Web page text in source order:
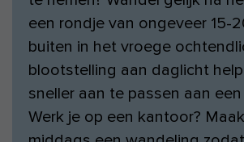
een rondje van ongeveer 15-
buiten in het vroege
blootstelling aan daglicht
sneller aan te passen aan
Werk je op een kantoor?